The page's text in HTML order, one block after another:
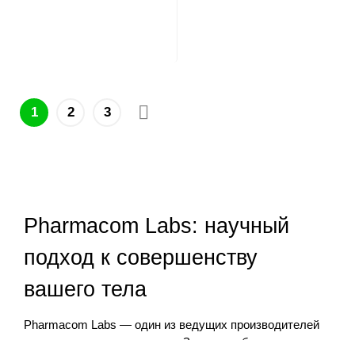
1 2 3
Pharmacom Labs: научный
подход к совершенству
вашего тела
Pharmacom Labs — один из ведущих производителей